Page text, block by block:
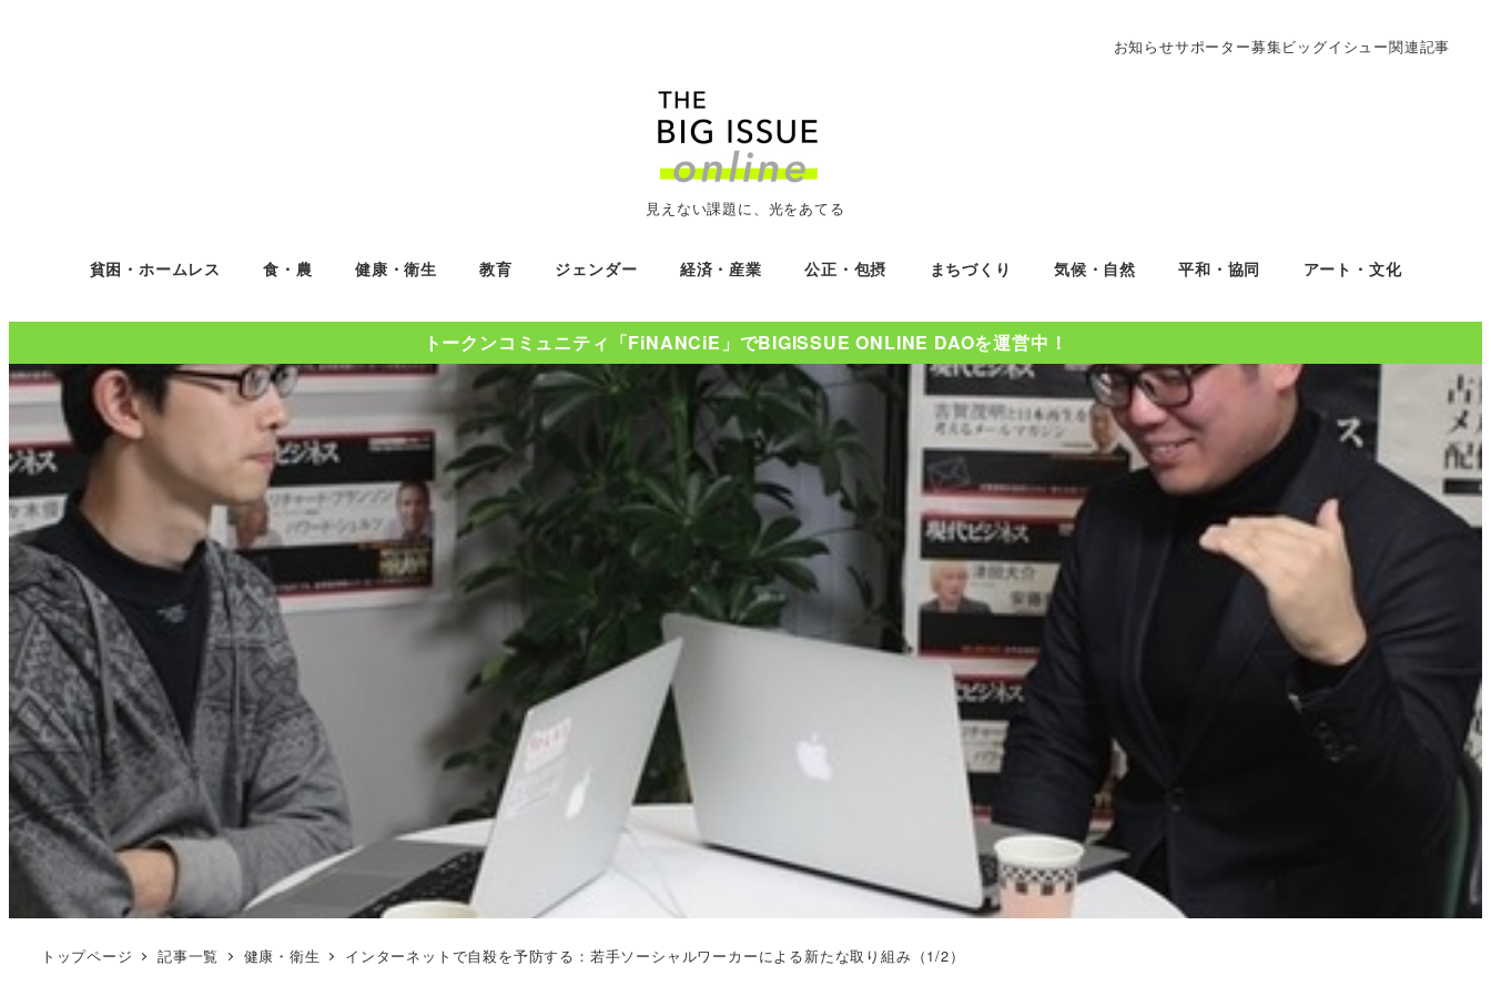
お知らせサポーター募集ビッグイシュー関連記事
見えない課題に、光をあてる
貧困・ホームレス 食・農 健康・衛生 教育 ジェンダー 経済・産業 公正・包摂 まちづくり 気候・自然 平和・協同 アート・文化
トークンコミュニティ「FiNANCiE」でBIGISSUE ONLINE DAOを運営中！
トップページ 記事一覧 健康・衛生 インターネットで自殺を予防する：若手ソーシャルワーカーによる新たな取り組み（1/2）